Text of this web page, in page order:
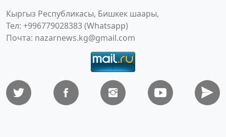
Кыргыз Республикасы, Бишкек шаары,
Тел: +996779028383 (Whatsapp)
Почта: nazarnews.kg@gmail.com